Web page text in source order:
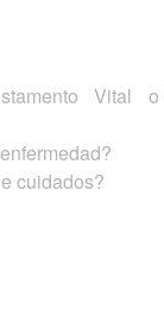
Vital o
cuidados?